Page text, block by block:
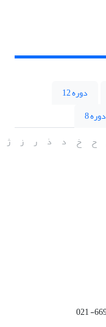
دوره 12
دوره 8
ح خ د ذ ر ز ژ